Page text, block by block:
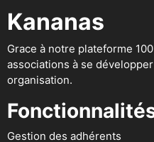
Kananas
Grace à notre plateforme
associations à se
organisation.
Gestion des adhérents